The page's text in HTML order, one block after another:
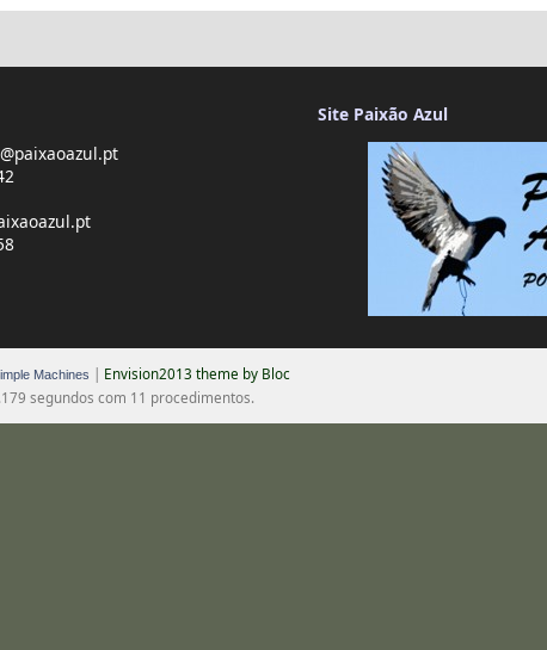
Site Paixão Azul
Machines
Envision2013 theme by Bloc
segundos com 11 procedimentos.